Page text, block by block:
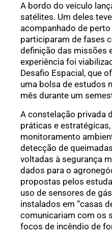
A bordo do veículo
satélites. Um deles
acompanhado de
participaram de fases
definição das missões
experiência foi
Desafio Espacial, que
uma bolsa de estudos
mês durante um
A constelação privada
práticas e
monitoramento
detecção de
voltadas à segurança
dados para o
propostas pelos
uso de sensores de
instalados em “casas
comunicariam com os
focos de incêndio de